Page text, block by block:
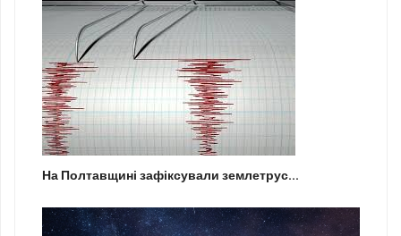
На Полтавщині зафіксували землетрус...